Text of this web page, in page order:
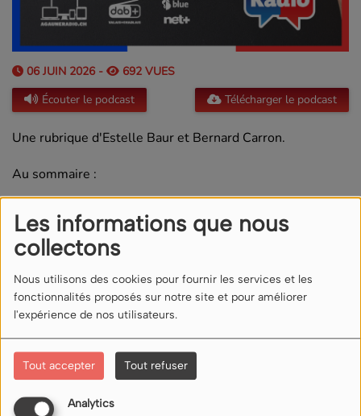
Les informations que nous
collectons
Nous utilisons des cookies pour fournir les services et les
fonctionnalités proposés sur notre site et pour améliorer
l'expérience de nos utilisateurs.
Tout accepter Tout refuser
Analytics
06 JUIN 2026 -
692 VUES
Écouter le podcast
Télécharger le podcast
Une rubrique d'Estelle Baur et Bernard Carron.
Au sommaire :
se donner des noms d'oiseaux
Commentaires(0)
SE CONNECTER